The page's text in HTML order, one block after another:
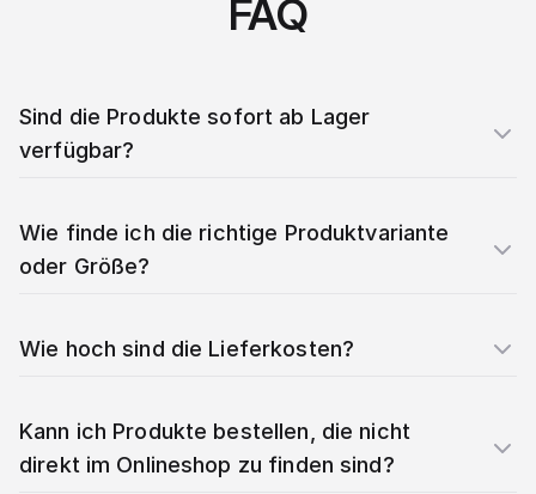
FAQ
Sind die Produkte sofort ab Lager
verfügbar?
Wie finde ich die richtige Produktvariante
oder Größe?
Wie hoch sind die Lieferkosten?
Kann ich Produkte bestellen, die nicht
direkt im Onlineshop zu finden sind?